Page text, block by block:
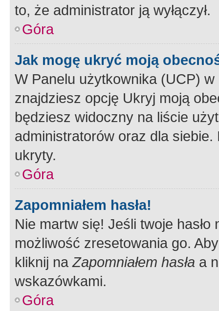
to, że administrator ją wyłączył.
Góra
Jak mogę ukryć moją
W Panelu użytkownika (UCP) w
znajdziesz opcję Ukryj moją
będziesz widoczny na liście
administratorów oraz dla
ukryty.
Góra
Zapomniałem hasła!
Nie martw się! Jeśli twoje
możliwość zresetowania go.
kliknij naZapomniałem hasła a
wskazówkami.
Góra